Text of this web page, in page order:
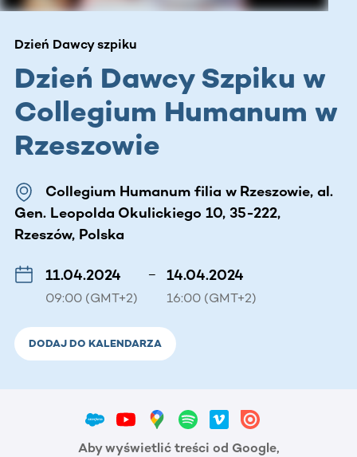
Dzień Dawcy szpiku
Dzień Dawcy Szpiku w
Collegium Humanum w
Rzeszowie
Collegium Humanum filia w Rzeszowie, al.
Gen. Leopolda Okulickiego 10, 35-222,
Rzeszów, Polska
11.04.2024
09:00 (GMT+2)
– 14.04.2024
16:00 (GMT+2)
DODAJ DO KALENDARZA
Aby wyświetlić treści od Google,